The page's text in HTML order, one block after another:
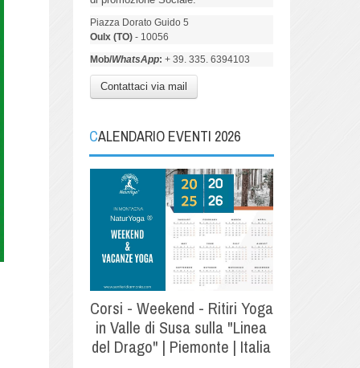
Piazza Dorato Guido 5
Oulx (TO)- 10056
Mob/WhatsApp: + 39. 335. 6394103
Contattaci via mail
CALENDARIO EVENTI 2026
Corsi - Weekend - Ritiri Yoga
in Valle di Susa sulla "Linea
del Drago" | Piemonte | Italia